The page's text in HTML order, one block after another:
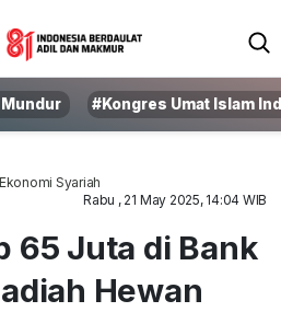
#Kongres Umat Islam
Syariah
Rabu , 21 May 2025, 14:04 WIB
65 Juta di Bank
Hewan